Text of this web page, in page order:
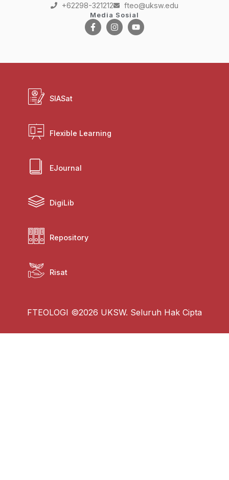
+62298-321212 fteo@uksw.edu
Media Sosial
SIASat
Flexible Learning
EJournal
DigiLib
Repository
Risat
FTEOLOGI ©2026 UKSW. Seluruh Hak Cipta